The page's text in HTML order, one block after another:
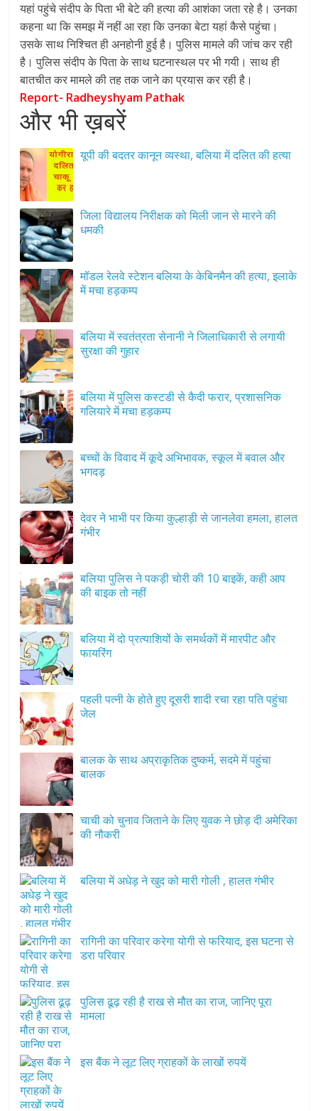
यहां पहुंचे संदीप के पिता भी बेटे की हत्या की आशंका जता रहे है। उनका
कहना था कि समझ में नहीं आ रहा कि उनका बेटा यहां कैसे पहुंचा।
उसके साथ निश्चित ही अनहोनी हुई है। पुलिस मामले की जांच कर रही
है। पुलिस संदीप के पिता के साथ घटनास्थल पर भी गयी। साथ ही
बातचीत कर मामले की तह तक जाने का प्रयास कर रही है।
Report- Radheyshyam Pathak
और भी ख़बरें
यूपी की बदतर कानून व्यस्था, बलिया में दलित की हत्या
जिला विद्यालय निरीक्षक को मिली जान से मारने की
धमकी
मॉडल रेलवे स्टेशन बलिया के केबिनमैन की हत्या, इलाके
में मचा हड़कम्प
बलिया में स्वतंत्रता सेनानी ने जिलाधिकारी से लगायी
सुरक्षा की गुहार
बलिया में पुलिस कस्टडी से कैदी फरार, प्रशासनिक
गलियारे में मचा हड़कम्प
बच्चों के विवाद में कूदे अभिभावक, स्कूल में बवाल और
भगदड़
देवर ने भाभी पर किया कुल्हाड़ी से जानलेवा हमला, हालत
गंभीर
बलिया पुलिस ने पकड़ी चोरी की 10 बाइकें, कही आप
की बाइक तो नहीं
बलिया में दो प्रत्याशियों के समर्थकों में मारपीट और
फायरिंग
पहली पत्नी के होते हुए दूसरी शादी रचा रहा पति पहुंचा
जेल
बालक के साथ अप्राकृतिक दुष्कर्म, सदमे में पहुंचा
बालक
चाची को चुनाव जिताने के लिए युवक ने छोड़ दी अमेरिका
की नौकरी
बलिया में अधेड़ ने खुद को मारी गोली , हालत गंभीर
रागिनी का परिवार करेगा योगी से फरियाद, इस घटना से
डरा परिवार
पुलिस ढूढ़ रही है राख से मौत का राज, जानिए पूरा
मामला
इस बैंक ने लूट लिए ग्राहकों के लाखों रुपयें